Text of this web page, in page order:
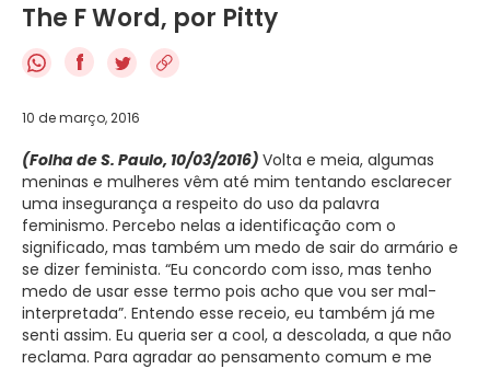
The F Word, por Pitty
f
10 de março, 2016
(Folha de S. Paulo, 10/03/2016) Volta e meia, algumas
meninas e mulheres vêm até mim tentando esclarecer
uma insegurança a respeito do uso da palavra
feminismo. Percebo nelas a identificação com o
significado, mas também um medo de sair do armário e
se dizer feminista. “Eu concordo com isso, mas tenho
medo de usar esse termo pois acho que vou ser mal-
interpretada”. Entendo esse receio, eu também já me
senti assim. Eu queria ser a cool, a descolada, a que não
reclama. Para agradar ao pensamento comum e me